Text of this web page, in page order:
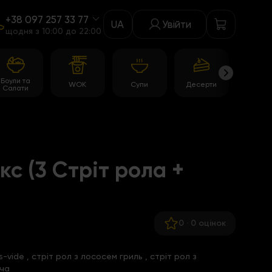
+38 097 257 33 77
щодня з 10:00 до 22:00
UA Увійти
Боули та
Салати
WOK Супи Десерти
(3 Стріт рола +
0 · 0 оцінок
vide стріт рол з лососем гриль
стріт рол з